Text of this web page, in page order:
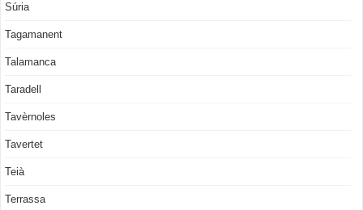
Súria
Tagamanent
Talamanca
Taradell
Tavèrnoles
Tavertet
Teià
Terrassa